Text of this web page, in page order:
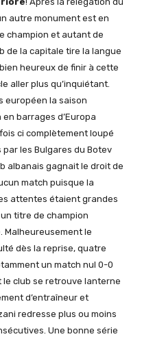
autre monument est en
champion et autant de
de la capitale tire la langue
heureux de finir à cette
aller plus qu’inquiétant.
européen la saison
barrages d’Europa
ci complètement loupé
les Bulgares du Botev
albanais gagnait le droit de
match puisque la
attentes étaient grandes
titre de champion
Malheureusement le
dès la reprise, quatre
un match nul 0-0
club se retrouve lanterne
d’entraîneur et
redresse plus ou moins
Une bonne série